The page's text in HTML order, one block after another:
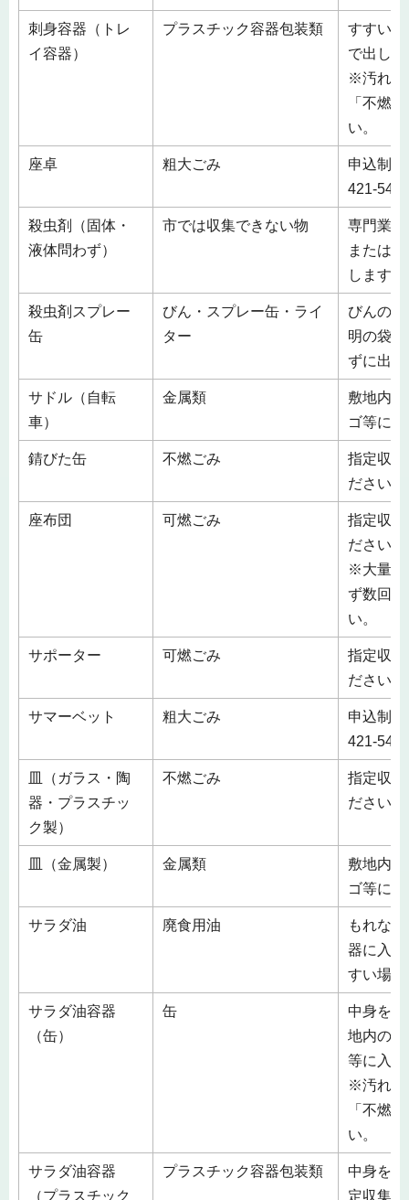
刺身容器（トレ
イ容器）
プラスチック容器包装類
すすい
で出し
※汚れの
「不燃
い。
座卓 粗大ごみ
申込制
421-
殺虫剤（固体・
液体問わず）
市では収集できない物
専門業
または
します。
殺虫剤スプレー
缶
びん・スプレー缶・ライ
ター
びんの
明の袋
ずに出
サドル（自転
車）
金属類
敷地内
ゴ等に
錆びた缶 不燃ごみ
指定収
ださい。
座布団 可燃ごみ
指定収
ださい。
※大量に
ず数回
い。
サポーター 可燃ごみ
指定収
ださい。
サマーベット 粗大ごみ
申込制
421-
皿（ガラス・陶
器・プラスチッ
ク製）
不燃ごみ
指定収
ださい。
皿（金属製） 金属類
敷地内
ゴ等に
サラダ油 廃食用油
もれな
器に入
すい場
サラダ油容器
（缶）
缶
中身を
地内の
等に入
※汚れの
「不燃
い。
サラダ油容器
（プラスチック
プラスチック容器包装類
中身を
定収集